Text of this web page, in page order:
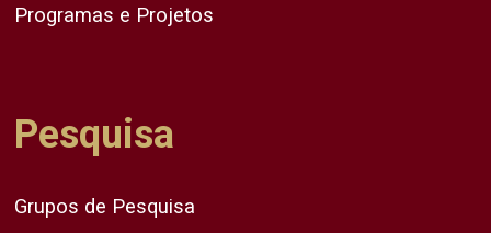
Programas e Projetos
Pesquisa
Grupos de Pesquisa